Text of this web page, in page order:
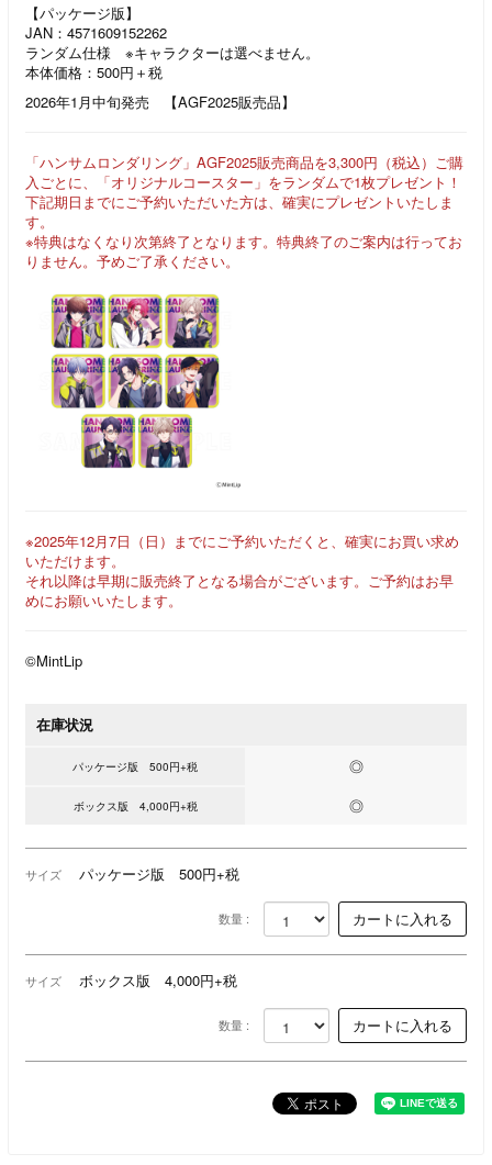
【パッケージ版】
JAN：4571609152262
ランダム仕様 ※キャラクターは選べません。
本体価格：500円＋税
2026年1月中旬発売 【AGF2025販売品】
「ハンサムロンダリング」AGF2025販売商品を3,300円（税込）ご購
入ごとに、「オリジナルコースター」をランダムで1枚プレゼント！
下記期日までにご予約いただいた方は、確実にプレゼントいたしま
す。
※特典はなくなり次第終了となります。特典終了のご案内は行ってお
りません。予めご了承ください。
※2025年12月7日（日）までにご予約いただくと、確実にお買い求め
いただけます。
それ以降は早期に販売終了となる場合がございます。ご予約はお早
めにお願いいたします。
©MintLip
在庫状況
パッケージ版 500円+税 ◎
ボックス版 4,000円+税 ◎
サイズ パッケージ版 500円+税
数量 :
サイズ ボックス版 4,000円+税
数量 :